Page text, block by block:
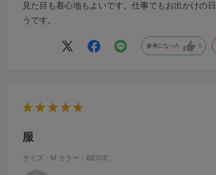
見た目も着心地もよいです。仕事でもお出かけの
うです。
参考になった 0
服
サイズ：M カラー：BEIGE